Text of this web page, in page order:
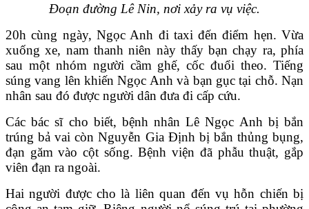
Đoạn đường Lê Nin, nơi xảy ra vụ việc.
20h cùng ngày, Ngọc Anh đi taxi đến điểm hẹn. Vừa
xuống xe, nam thanh niên này thấy bạn chạy ra, phía
sau một nhóm người cầm ghế, cốc đuổi theo. Tiếng
súng vang lên khiến Ngọc Anh và bạn gục tại chỗ. Nạn
nhân sau đó được người dân đưa đi cấp cứu.
Các bác sĩ cho biết, bệnh nhân Lê Ngọc Anh bị bắn
trúng bả vai còn Nguyễn Gia Định bị bắn thủng bụng,
đạn găm vào cột sống. Bệnh viện đã phẫu thuật, gắp
viên đạn ra ngoài.
Hai người được cho là liên quan đến vụ hỗn chiến bị